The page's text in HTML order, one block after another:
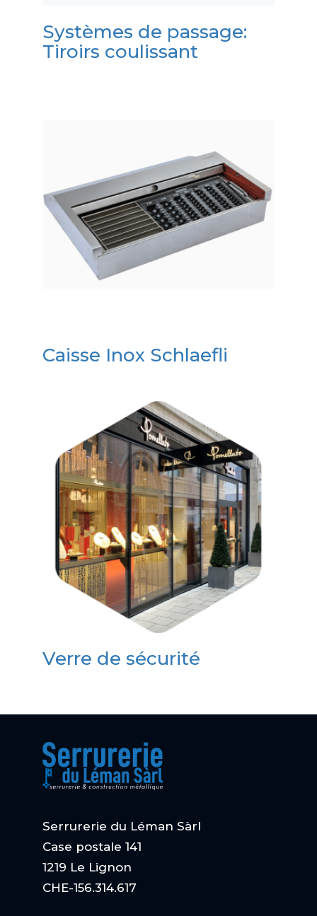
Systèmes de passage:
Tiroirs coulissant
Caisse Inox Schlaefli
Verre de sécurité
Serrurerie du Léman Sàrl
Case postale 141
1219 Le Lignon
CHE-156.314.617